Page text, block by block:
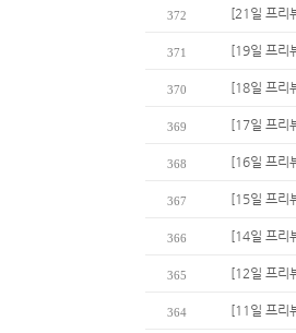
372 [21일 프리
371 [19일 프리
370 [18일 프리
369 [17일 프리
368 [16일 프리
367 [15일 프리
366 [14일 프리
365 [12일 프리
364 [11일 프리